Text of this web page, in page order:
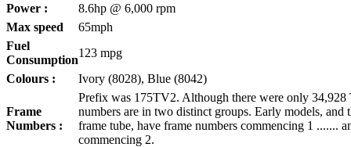
Power :
8.6hp @ 6,000 rpm
Max speed
65mph
Fuel
Consumption
123 mpg
Colours :
Ivory (8028), Blue (8042)
Frame
Numbers :
Prefix was 175TV2. Although there were only
numbers are in two distinct groups. Early models, and
frame tube, have frame numbers commencing 1 .......
commencing 2.